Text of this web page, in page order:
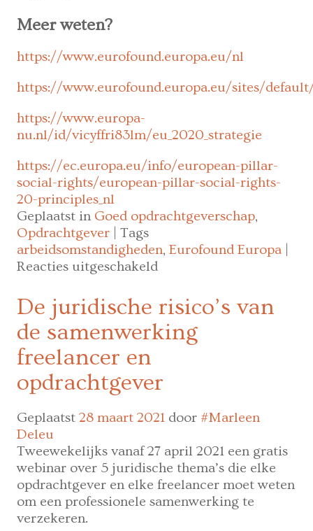
Meer weten?
https://www.eurofound.europa.eu/nl
https://www.eurofound.europa.eu/sites/
https://www.europa-
nu.nl/id/vicyffri83lm/eu_2020_strategie
https://ec.europa.eu/info/european-pillar-
social-rights/european-pillar-social-rights-
20-principles_nl
Geplaatst in Goed opdrachtgeverschap,
Opdrachtgever
Tags
arbeidsomstandigheden,Eurofound Europa
Reacties uitgeschakeld
Eurofound-
studie
legt
nogmaals
vinger
de
‘duurzaam
werk
voor
iedereen’
De juridische risico’s van
de samenwerking
freelancer en
opdrachtgever
Geplaatst 28 maart 2021 door #Marleen
Deleu
Tweewekelijks vanaf 27 april 2021 een gratis
webinar over 5 juridische thema’s die elke
opdrachtgever en elke freelancer moet weten
om een professionele samenwerking te
verzekeren.